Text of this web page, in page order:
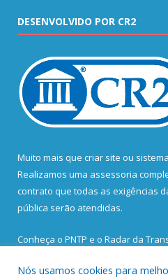
DESENVOLVIDO POR CR2
Muito mais que criar site ou
Realizamos uma assessoria
contrato que todas as exigências
pública serão atendidas.
Conheça o PNTP e o Radar da
Nós usamos cookies para